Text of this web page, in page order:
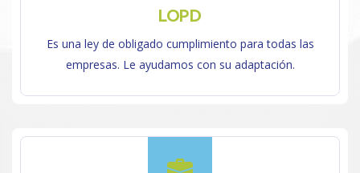
LOPD
Es una ley de obligado cumplimiento para todas las
empresas. Le ayudamos con su adaptación.